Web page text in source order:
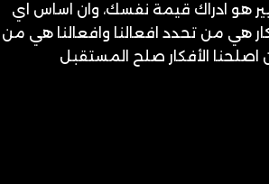
هو ادراك قيمة نفسك، وان اساس اي
هي من تحدد افعالنا وافعالنا هي من